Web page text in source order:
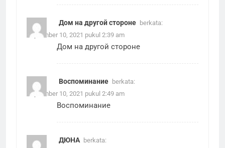
Дом на другой стороне berkata:
September 10, 2021 pukul 2:39 am
Дом на другой стороне
Воспоминание berkata:
September 10, 2021 pukul 2:49 am
Воспоминание
ДЮНА berkata: